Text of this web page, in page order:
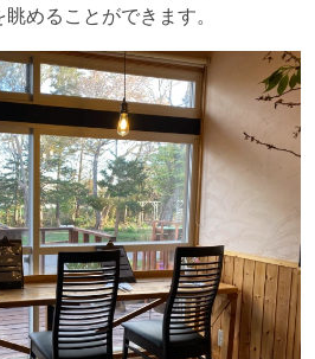
めることができます。